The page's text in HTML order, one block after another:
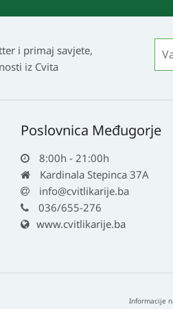
i primaj savjete,
iz Cvita
Poslovnica Međugorje
8:00h - 21:00h
Kardinala Stepinca 37A
info@cvitlikarije.ba
036/655-276
www.cvitlikarije.ba
Informacije